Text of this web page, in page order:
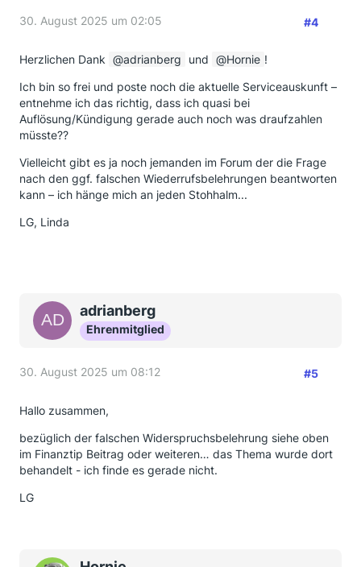
30. August 2025 um 02:05 #4
Herzlichen Dank adrianberg und Hornie !
Ich bin so frei und poste noch die aktuelle Serviceauskunft –
entnehme ich das richtig, dass ich quasi bei
Auflösung/Kündigung gerade auch noch was draufzahlen
müsste??
Vielleicht gibt es ja noch jemanden im Forum der die Frage
nach den ggf. falschen Wiederrufsbelehrungen beantworten
kann – ich hänge mich an jeden Stohhalm...
LG, Linda
adrianberg
Ehrenmitglied
30. August 2025 um 08:12 #5
Hallo zusammen,
bezüglich der falschen Widerspruchsbelehrung siehe oben
im Finanztip Beitrag oder weiteren… das Thema wurde dort
behandelt - ich finde es gerade nicht.
LG